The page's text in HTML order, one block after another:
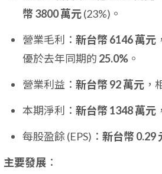
幣 3800 萬元(23%)。
營業毛利： 新台幣 6146 萬元
優於去年同期的 25.0% 。
營業利益： 新台幣 92 萬元 ，
本期淨利： 新台幣 1348 萬元
每股盈餘 (EPS)： 新台幣 0.29
主要發展 ：